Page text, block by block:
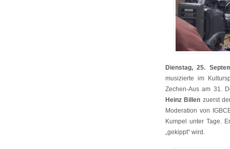
Dienstag, 25.
musizierte im
Zechen-Aus am 31.
Heinz Billen zuerst
Moderation von
Kumpel unter Tage.
„gekippt“ wird.